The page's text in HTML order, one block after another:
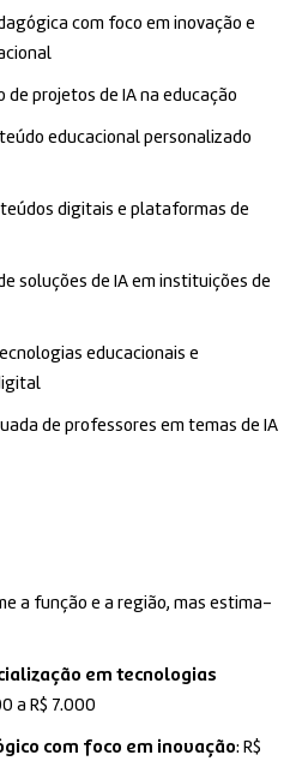
com foco em inovação e
de projetos de IA na educação
educacional personalizado
digitais e plataformas de
soluções de IA em instituições de
educacionais e
de professores em temas de IA
a função e a região, mas estima-
em tecnologias
a R$ 7.000
com foco em inovação: R$